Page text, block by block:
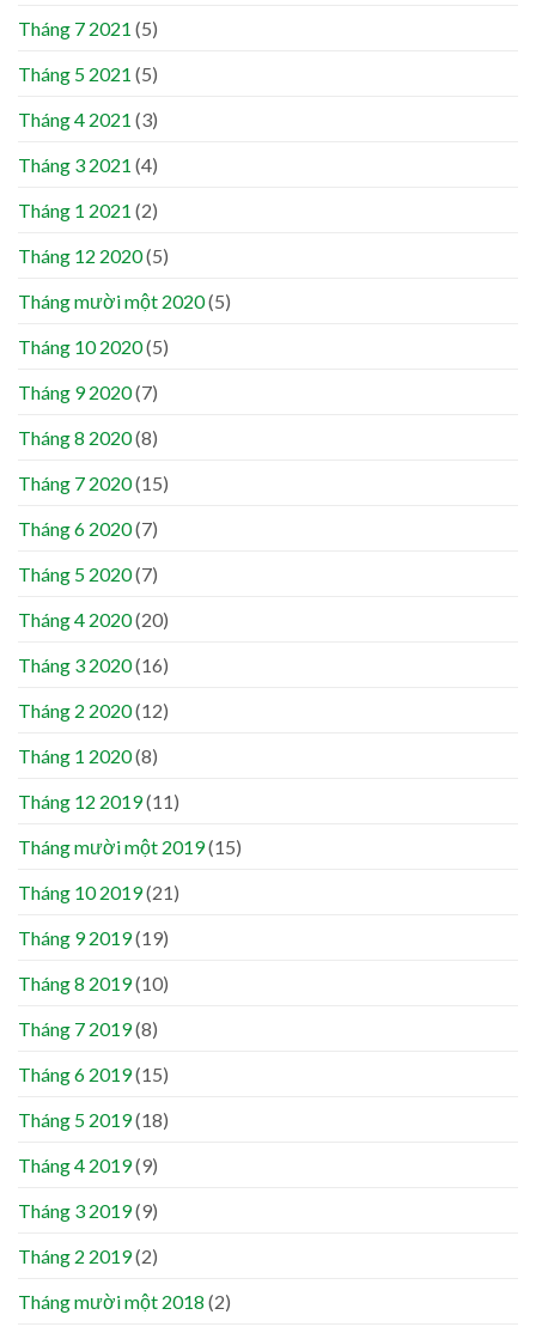
Tháng 7 2021 (5)
Tháng 5 2021 (5)
Tháng 4 2021 (3)
Tháng 3 2021 (4)
Tháng 1 2021 (2)
Tháng 12 2020(5)
Tháng mười một 2020(5)
Tháng 10 2020(5)
Tháng 9 2020(7)
Tháng 8 2020(8)
Tháng 7 2020(15)
Tháng 6 2020(7)
Tháng 5 2020(7)
Tháng 4 2020(20)
Tháng 3 2020(16)
Tháng 2 2020(12)
Tháng 1 2020(8)
Tháng 12 2019(11)
Tháng mười một 2019(15)
Tháng 10 2019(21)
Tháng 9 2019(19)
Tháng 8 2019(10)
Tháng 7 2019(8)
Tháng 6 2019(15)
Tháng 5 2019(18)
Tháng 4 2019(9)
Tháng 3 2019(9)
Tháng 2 2019(2)
Tháng mười một 2018 (2)